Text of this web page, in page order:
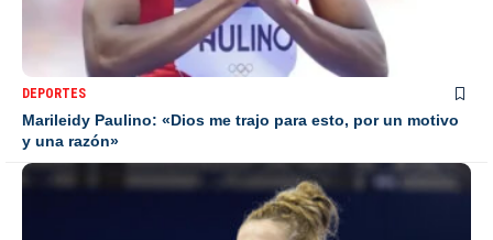
DEPORTES
Marileidy Paulino: «Dios me trajo para esto, por un motivo
y una razón»